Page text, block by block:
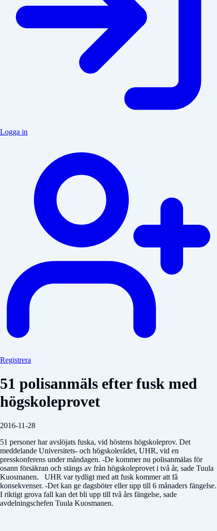
Logga in
Registrera
51 polisanmäls efter fusk med
högskoleprovet
2016-11-28
51 personer har avslöjats fuska, vid höstens högskoleprov. Det
meddelande Universitets- och högskolerådet, UHR, vid en
presskonferens under måndagen. -De kommer nu polisanmälas för
osann försäkran och stängs av från högskoleprovet i två år, sade Tuula
Kuosmanen. UHR var tydligt med att fusk kommer att få
konsekvenser. -Det kan ge dagsböter eller upp till 6 månaders fängelse.
I riktigt grova fall kan det bli upp till två års fängelse, sade
avdelningschefen Tuula Kuosmanen.